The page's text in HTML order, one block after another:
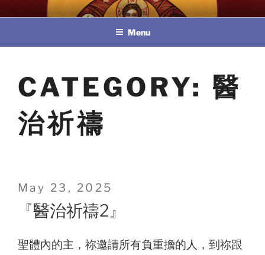
to
教區婚姻與家庭牧民委員會
Menu
CATEGORY: 醫
治祈禱
Posted
on
May 23, 2025
『醫治祈禱2』
聖體內的主，祢邀請所有負重擔的人，到祢跟